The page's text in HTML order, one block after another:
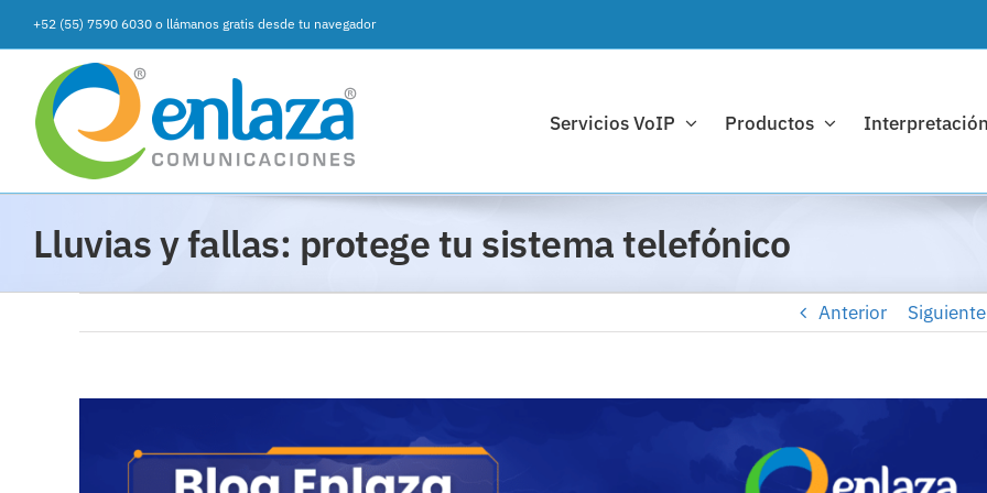
contenido
+52 (55) 7590 6030 o llámanos gratis desde tu navegador
Servicios VoIP Productos
Lluvias y fallas: protege tu sistema telefónico
Anterior Siguiente